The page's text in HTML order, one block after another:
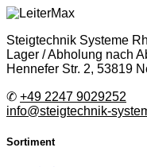
Steigtechnik Systeme
Lager / Abholung nach
Hennefer Str. 2, 53819
✆ +49 2247 9029252
info@steigtechnik-
Sortiment